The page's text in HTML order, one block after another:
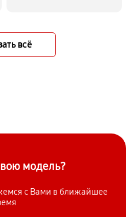
всё
модель?
с Вами в ближайшее